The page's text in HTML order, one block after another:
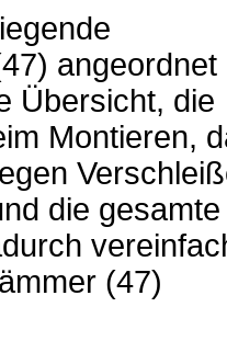
angeordnet
Übersicht, die
Montieren,
die gesamte
(47)